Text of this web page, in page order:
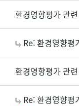
환경영향평가 관
Re: 환경영향평
환경영향평가 관
Re: 환경영향평